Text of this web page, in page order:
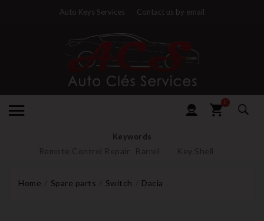
Auto Keys Services Contact us by email
0
Keywords
Remote Control Repair Barrel Key Shell
Home Spare parts Switch Dacia